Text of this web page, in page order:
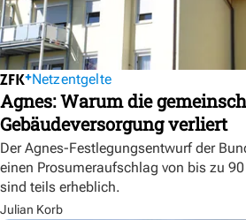
Netzentgelte
Agnes: Warum die
Gebäudeversorgung verliert
Der Agnes-Festlegungsentwurf der
einen Prosumeraufschlag von bis zu
sind teils erheblich.
Julian Korb